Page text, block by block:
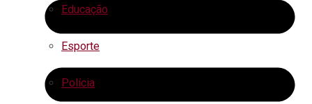
Educação
Esporte
Polícia